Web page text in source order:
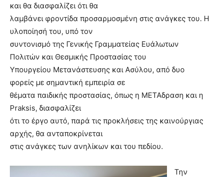
και θα διασφαλίζει ότι θα
λαμβάνει φροντίδα προσαρμοσμένη στις ανάγκες του. Η
υλοποίησή του, υπό τον
συντονισμό της Γενικής Γραμματείας Ευάλωτων
Πολιτών και Θεσμικής Προστασίας του
Υπουργείου Μετανάστευσης και Ασύλου, από δυο
φορείς με σημαντική εμπειρία σε
θέματα παιδικής προστασίας, όπως η ΜΕΤΑδραση και η
Praksis, διασφαλίζει
ότι το έργο αυτό, παρά τις προκλήσεις της καινούργιας
αρχής, θα ανταποκρίνεται
στις ανάγκες των ανηλίκων και του πεδίου.
Την